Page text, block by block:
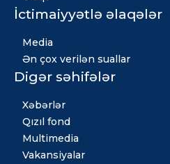
İctimaiyyətlə əlaqələr
Media
Ən çox verilən suallar
Digər səhifələr
Xəbərlər
Qızıl fond
Multimedia
Vakansiyalar